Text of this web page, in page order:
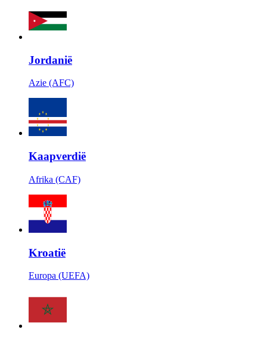
Jordanië
Azie (AFC)
Kaapverdië
Afrika (CAF)
Kroatië
Europa (UEFA)